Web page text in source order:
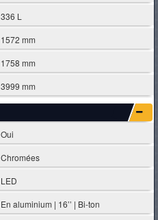
336 L
1572 mm
1758 mm
3999 mm
Oui
Chromées
LED
En aluminium | 16’’ | Bi-ton